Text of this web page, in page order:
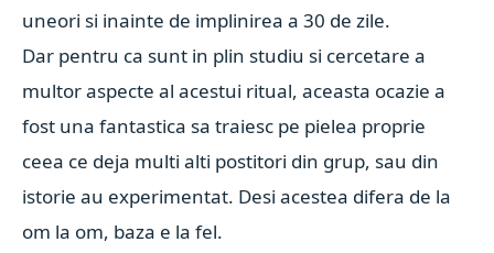
uneori si inainte de implinirea a 30 de zile.
Dar pentru ca sunt in plin studiu si cercetare a
multor aspecte al acestui ritual, aceasta ocazie a
fost una fantastica sa traiesc pe pielea proprie
ceea ce deja multi alti postitori din grup, sau din
istorie au experimentat. Desi acestea difera de la
om la om, baza e la fel.